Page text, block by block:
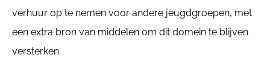
verhuur op te nemen voor andere jeugdgroepen, met
een extra bron van middelen om dit domein te blijven
versterken.